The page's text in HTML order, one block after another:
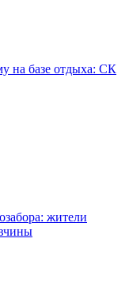
на базе отдыха: СК
жители